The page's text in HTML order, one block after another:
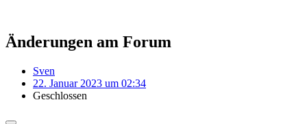
Änderungen am Forum
Sven
22. Januar 2023 um 02:34
Geschlossen